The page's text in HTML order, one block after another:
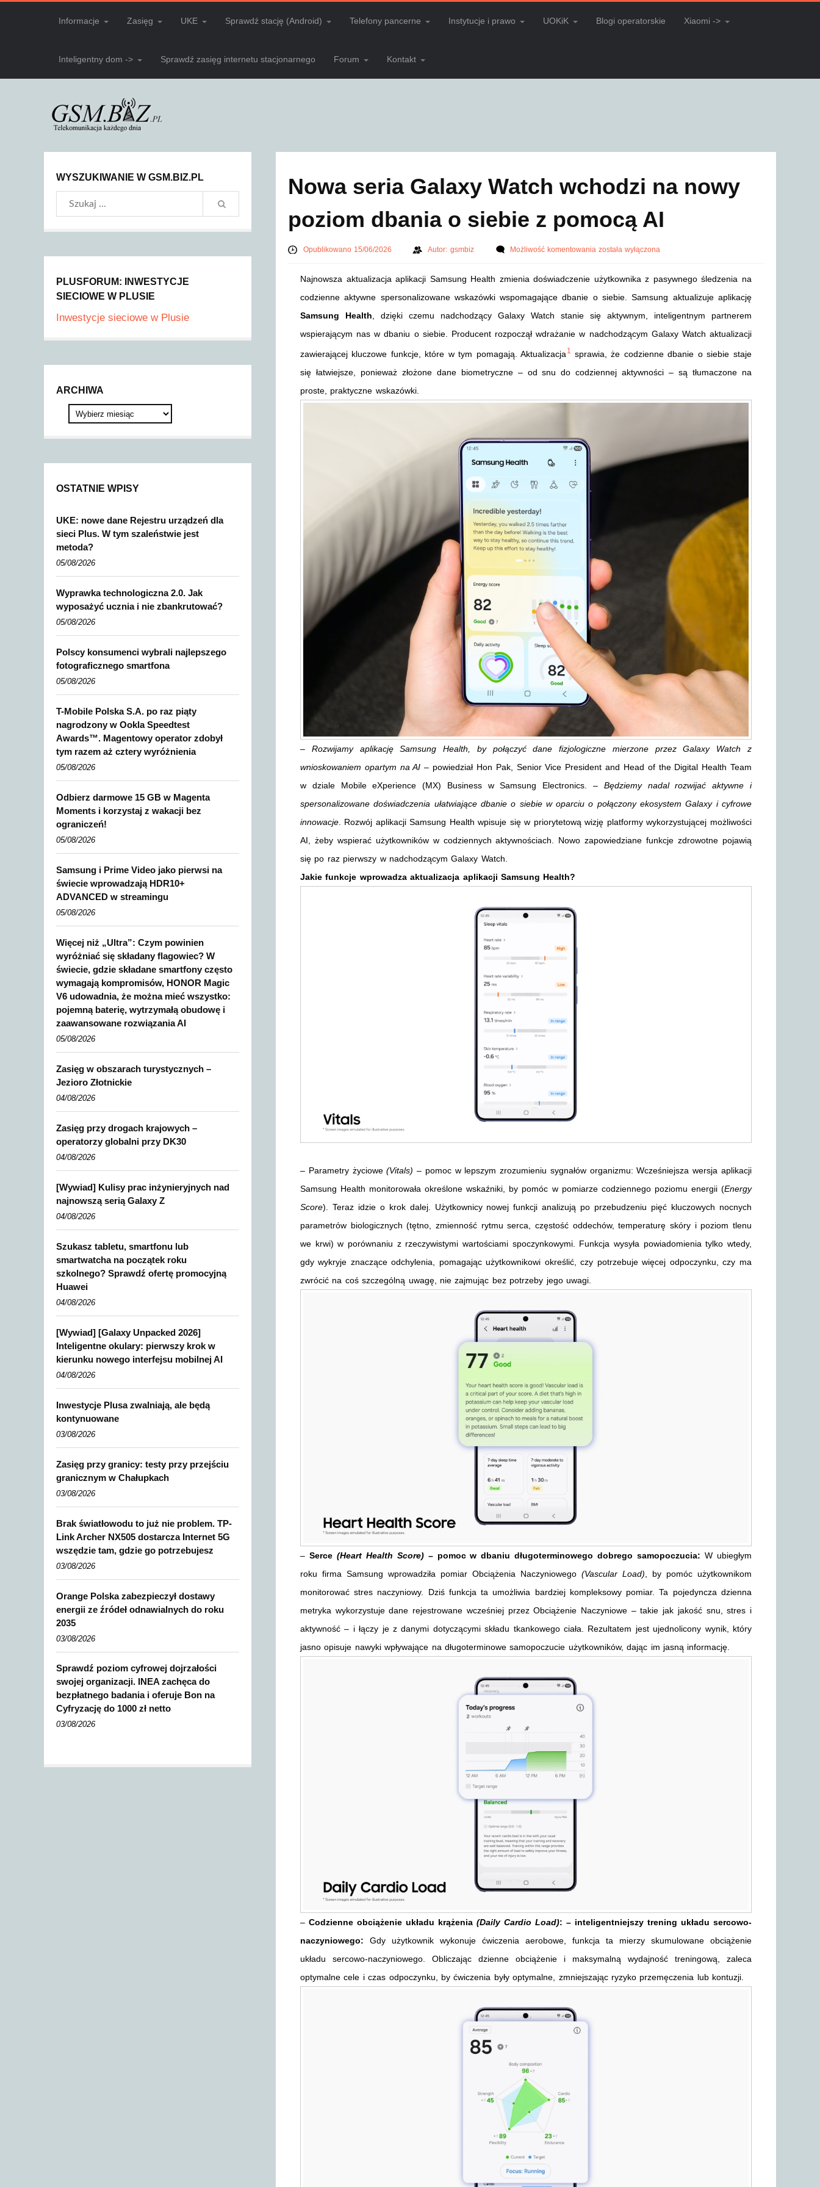
Informacje Zasięg UKE Sprawdź stację (Android) Telefony pancerne Instytucje i prawo UOKiK Blogi operatorskie Xiaomi ->
Inteligentny dom -> Sprawdź zasięg internetu stacjonarnego Forum Kontakt
Nowa seria Galaxy Watch wchodzi na nowy
poziom dbania o siebie z pomocą AI
Opublikowano 15/06/2026 Autor: gsmbiz Możliwość komentowaniazostała wyłączona
Najnowsza aktualizacja aplikacji Samsung Health zmienia doświadczenie użytkownika z pasywnego śledzenia na
codzienne aktywne spersonalizowane wskazówki wspomagające dbanie o siebie. Samsung aktualizuje aplikację
Samsung Health , dzięki czemu nadchodzący Galaxy Watch stanie się aktywnym, inteligentnym partnerem
wspierającym nas w dbaniu o siebie. Producent rozpoczął wdrażanie w nadchodzącym Galaxy Watch aktualizacji
zawierającej kluczowe funkcje, które w tym pomagają. Aktualizacja 1
sprawia, że codzienne dbanie o siebie staje
się łatwiejsze, ponieważ złożone dane biometryczne – od snu do codziennej aktywności – są tłumaczone na
proste, praktyczne wskazówki.
– Rozwijamy aplikację Samsung Health, by połączyć dane fizjologiczne mierzone przez Galaxy Watch z
wnioskowaniem opartym na AI– powiedział Hon Pak, Senior Vice President and Head of the Digital Health Team
w dziale Mobile eXperience (MX) Business w Samsung Electronics. – Będziemy nadal rozwijać aktywne i
spersonalizowane doświadczenia ułatwiające dbanie o siebie w oparciu o połączony ekosystem Galaxy i cyfrowe
innowacje . Rozwój aplikacji Samsung Health wpisuje się w priorytetową wizję platformy wykorzystującej możliwości
AI, żeby wspierać użytkowników w codziennych aktywnościach. Nowo zapowiedziane funkcje zdrowotne pojawią
się po raz pierwszy w nadchodzącym Galaxy Watch.
Jakie funkcje wprowadza aktualizacja aplikacji Samsung Health?
– Parametry życiowe(Vitals) – pomoc w lepszym zrozumieniu sygnałów organizmu: Wcześniejsza wersja aplikacji
Samsung Health monitorowała określone wskaźniki, by pomóc w pomiarze codziennego poziomu energii (Energy
Score). Teraz idzie o krok dalej. Użytkownicy nowej funkcji analizują po przebudzeniu pięć kluczowych nocnych
parametrów biologicznych (tętno, zmienność rytmu serca, częstość oddechów, temperaturę skóry i poziom tlenu
we krwi) w porównaniu z rzeczywistymi wartościami spoczynkowymi. Funkcja wysyła powiadomienia tylko wtedy,
gdy wykryje znaczące odchylenia, pomagając użytkownikowi określić, czy potrzebuje więcej odpoczynku, czy ma
zwrócić na coś szczególną uwagę, nie zajmując bez potrzeby jego uwagi.
– Serce (Heart Health Score)– pomoc w dbaniu długoterminowego dobrego samopoczucia: W ubiegłym
roku firma Samsung wprowadziła pomiar Obciążenia Naczyniowego (Vascular Load) , by pomóc użytkownikom
monitorować stres naczyniowy. Dziś funkcja ta umożliwia bardziej kompleksowy pomiar. Ta pojedyncza dzienna
metryka wykorzystuje dane rejestrowane wcześniej przez Obciążenie Naczyniowe – takie jak jakość snu, stres i
aktywność – i łączy je z danymi dotyczącymi składu tkankowego ciała. Rezultatem jest ujednolicony wynik, który
jasno opisuje nawyki wpływające na długoterminowe samopoczucie użytkowników, dając im jasną informację.
– Codzienne obciążenie układu krążenia (Daily Cardio Load): – inteligentniejszy trening układu sercowo-
naczyniowego: Gdy użytkownik wykonuje ćwiczenia aerobowe, funkcja ta mierzy skumulowane obciążenie
układu sercowo-naczyniowego. Obliczając dzienne obciążenie i maksymalną wydajność treningową, zaleca
optymalne cele i czas odpoczynku, by ćwiczenia były optymalne, zmniejszając ryzyko przemęczenia lub kontuzji.
WYSZUKIWANIE W GSM.BIZ.PL
PLUSFORUM: INWESTYCJE
SIECIOWE W PLUSIE
Inwestycje sieciowe w Plusie
ARCHIWA
OSTATNIE WPISY
UKE: nowe dane Rejestru urządzeń dla
sieci Plus. W tym szaleństwie jest
metoda?
05/08/2026
Wyprawka technologiczna 2.0. Jak
wyposażyć ucznia i nie zbankrutować?
05/08/2026
Polscy konsumenci wybrali najlepszego
fotograficznego smartfona
05/08/2026
T-Mobile Polska S.A. po raz piąty
nagrodzony w Ookla Speedtest
Awards™. Magentowy operator zdobył
tym razem aż cztery wyróżnienia
05/08/2026
Odbierz darmowe 15 GB w Magenta
Moments i korzystaj z wakacji bez
ograniczeń!
05/08/2026
Samsung i Prime Video jako pierwsi na
świecie wprowadzają HDR10+
ADVANCED w streamingu
05/08/2026
Więcej niż „Ultra”: Czym powinien
wyróżniać się składany flagowiec? W
świecie, gdzie składane smartfony często
wymagają kompromisów, HONOR Magic
V6 udowadnia, że można mieć wszystko:
pojemną baterię, wytrzymałą obudowę i
zaawansowane rozwiązania AI
05/08/2026
Zasięg w obszarach turystycznych –
Jezioro Złotnickie
04/08/2026
Zasięg przy drogach krajowych –
operatorzy globalni przy DK30
04/08/2026
[Wywiad] Kulisy prac inżynieryjnych nad
najnowszą serią Galaxy Z
04/08/2026
Szukasz tabletu, smartfonu lub
smartwatcha na początek roku
szkolnego? Sprawdź ofertę promocyjną
Huawei
04/08/2026
[Wywiad] [Galaxy Unpacked 2026]
Inteligentne okulary: pierwszy krok w
kierunku nowego interfejsu mobilnej AI
04/08/2026
Inwestycje Plusa zwalniają, ale będą
kontynuowane
03/08/2026
Zasięg przy granicy: testy przy przejściu
granicznym w Chałupkach
03/08/2026
Brak światłowodu to już nie problem. TP-
Link Archer NX505 dostarcza Internet 5G
wszędzie tam, gdzie go potrzebujesz
03/08/2026
Orange Polska zabezpieczył dostawy
energii ze źródeł odnawialnych do roku
2035
03/08/2026
Sprawdź poziom cyfrowej dojrzałości
swojej organizacji. INEA zachęca do
bezpłatnego badania i oferuje Bon na
Cyfryzację do 1000 zł netto
03/08/2026